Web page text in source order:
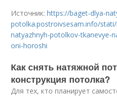
Источник:https://baget-dlya-
potolka.postroivsesam.info/
natyazhnyh-potolkov-tkanevye-
oni-horoshi
Как снять натяжной
конструкция потолка?
Для тех, кто планирует